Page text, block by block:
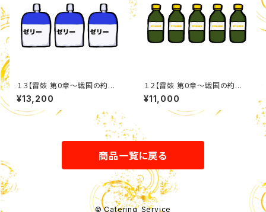
１３【雷鼓 第0章〜戦国の約
束〜】 栄養ゼリー詰め合わせセ
ット
¥13,200
１２【雷鼓 第0章〜戦国の約
束〜】 炭酸ビタミンドリンクセッ
ト
¥11,000
商品一覧に戻る
© Catering_Service